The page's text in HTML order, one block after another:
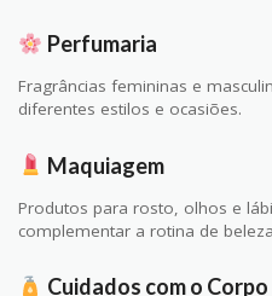
Perfumaria
Fragrâncias femininas e
diferentes estilos e ocasiões.
Maquiagem
Produtos para rosto, olhos e
complementar a rotina de
Cuidados com o Corpo